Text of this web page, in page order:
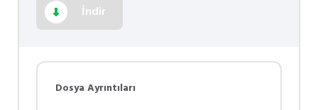
İndir
Dosya Ayrıntıları